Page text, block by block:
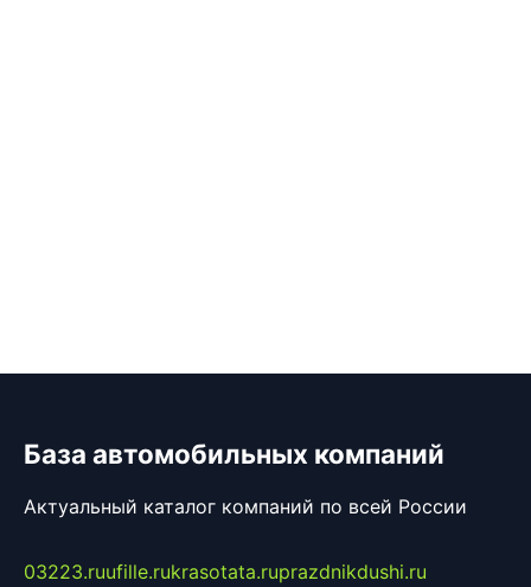
База автомобильных компаний
Актуальный каталог компаний по всей России
03223.ruufille.rukrasotata.ruprazdnikdushi.ru